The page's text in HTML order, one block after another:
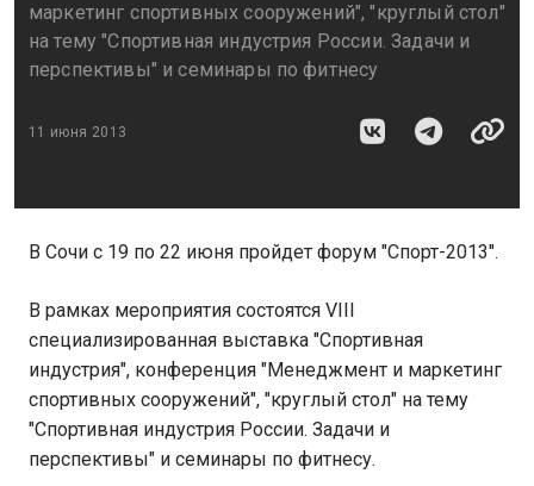
маркетинг спортивных сооружений", "круглый стол"
на тему "Спортивная индустрия России. Задачи и
перспективы" и семинары по фитнесу
11 июня 2013
В Сочи с 19 по 22 июня пройдет форум "Спорт-2013".
В рамках мероприятия состоятся VIII
специализированная выставка "Спортивная
индустрия", конференция "Менеджмент и маркетинг
спортивных сооружений", "круглый стол" на тему
"Спортивная индустрия России. Задачи и
перспективы" и семинары по фитнесу.